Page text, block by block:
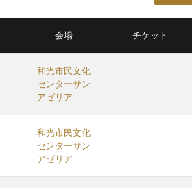
会場 チケット
和光市民文化
センターサン
アゼリア
和光市民文化
センターサン
アゼリア